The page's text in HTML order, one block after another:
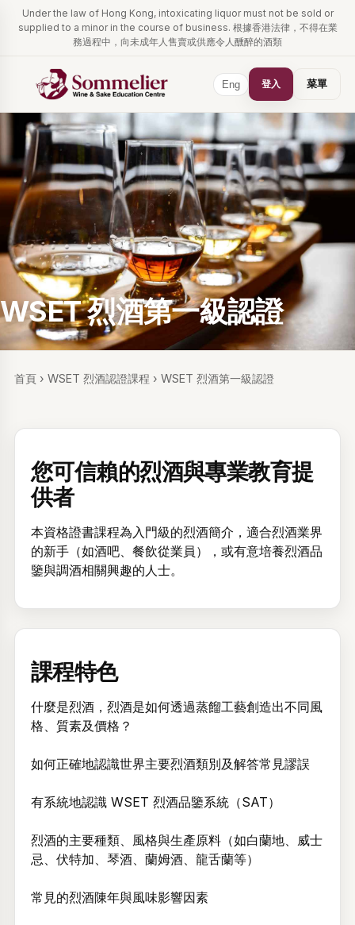
Under the law of Hong Kong, intoxicating liquor must not be sold or
supplied to a minor in the course of business. 根據香港法律，不得在業
務過程中，向未成年人售賣或供應令人醺醉的酒類
Eng 登入 菜單
WSET 烈酒第一級認證
首頁› WSET 烈酒認證課程 › WSET 烈酒第一級認證
您可信賴的烈酒與專業教育提
供者
本資格證書課程為入門級的烈酒簡介，適合烈酒業界
的新手（如酒吧、餐飲從業員），或有意培養烈酒品
鑒與調酒相關興趣的人士。
課程特色
什麼是烈酒，烈酒是如何透過蒸餾工藝創造出不同風
格、質素及價格？
如何正確地認識世界主要烈酒類別及解答常見謬誤
有系統地認識 WSET 烈酒品鑒系統（SAT）
烈酒的主要種類、風格與生產原料（如白蘭地、威士
忌、伏特加、琴酒、蘭姆酒、龍舌蘭等）
常見的烈酒陳年與風味影響因素